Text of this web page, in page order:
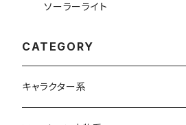
ソーラーライト
CATEGORY
キャラクター系